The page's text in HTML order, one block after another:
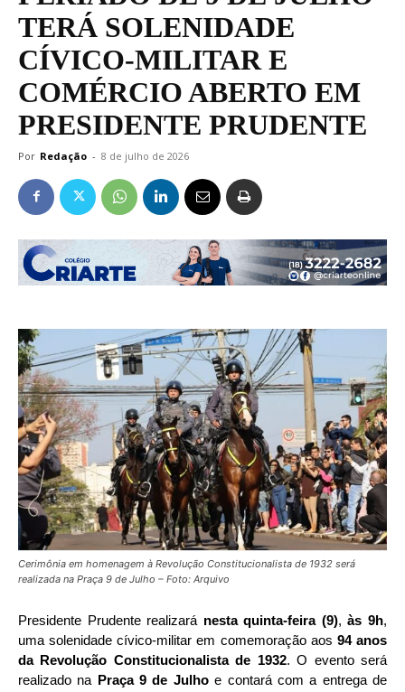
TERÁ SOLENIDADE
CÍVICO-MILITAR E
COMÉRCIO ABERTO EM
PRESIDENTE PRUDENTE
Por Redação - 8 de julho de 2026
Cerimônia em homenagem à Revolução Constitucionalista de 1932 será
realizada na Praça 9 de Julho – Foto: Arquivo
Presidente Prudente realizará nesta quinta-feira (9),às 9h,
uma solenidade cívico-militar em comemoração aos 94 anos
da Revolução Constitucionalista de 1932. O evento será
realizado na Praça 9 de Julhoe contará com a entrega de